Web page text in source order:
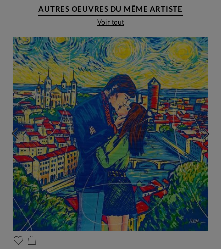
AUTRES OEUVRES DU MÊME ARTISTE
Voir tout